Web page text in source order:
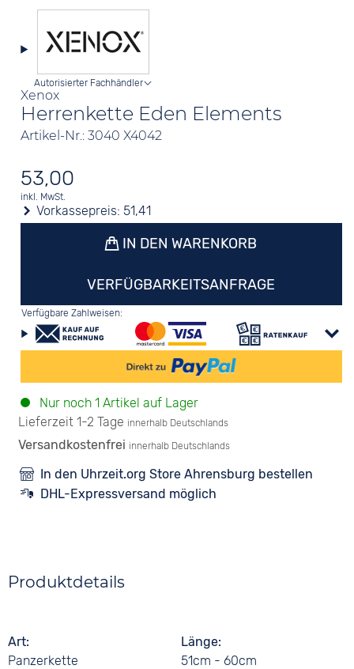
Xenox
Herrenkette Eden Elements
Artikel-Nr.: 3040 X4042
Autorisierter Fachhändler
53,00
inkl. MwSt.
Vorkassepreis: 51,41
IN DEN WARENKORB
VERFÜGBARKEITSANFRAGE
Verfügbare Zahlweisen:
Nur noch 1 Artikel auf Lager
Lieferzeit 1-2 Tage innerhalb Deutschlands
Versandkostenfrei innerhalb Deutschlands
In den Uhrzeit.org Store Ahrensburg bestellen
DHL-Expressversand möglich
Produktdetails
Art
Panzerkette
Länge
51cm - 60cm